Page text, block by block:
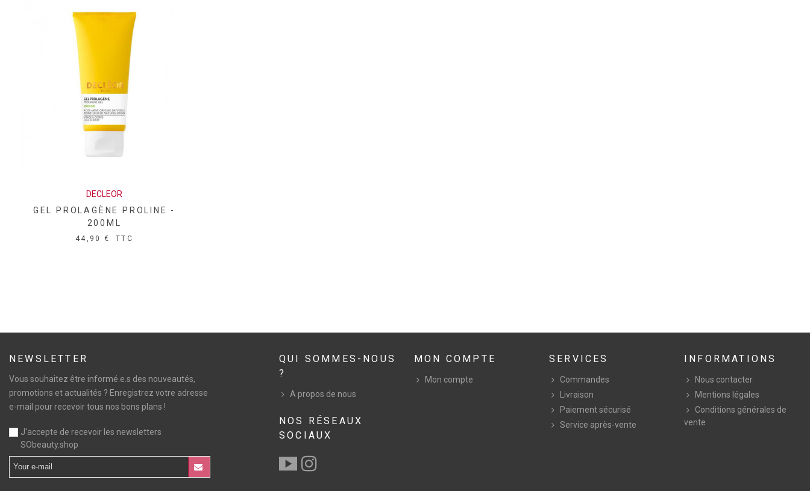
DECLEOR
GEL PROLAGÈNE PROLINE -
200ML
44,90 € TTC
NEWSLETTER
Vous souhaitez être informé.e.s des nouveautés,
promotions et actualités ? Enregistrez votre adresse
e-mail pour recevoir tous nos bons plans !
J'accepte de recevoir les newsletters
SObeauty.shop
QUI SOMMES-NOUS
?
A propos de nous
NOS RÉSEAUX
SOCIAUX
MON COMPTE
Mon compte
SERVICES
Commandes
Livraison
Paiement sécurisé
Service après-vente
INFORMATIONS
Nous contacter
Mentions légales
Conditions générales de
vente